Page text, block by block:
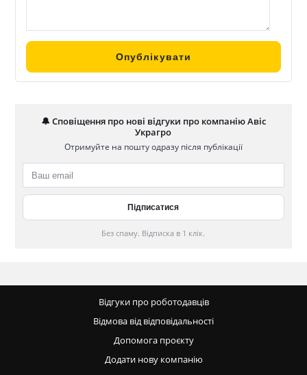
🔔 Сповіщення про нові відгуки про компанію Авіс
Украгро
Отримуйте на пошту одразу після публікації
Без спаму. Відписка в 1 клік.
Відгуки про роботодавців
Відмова від відповідальності
Допомога проєкту
Додати нову компанію